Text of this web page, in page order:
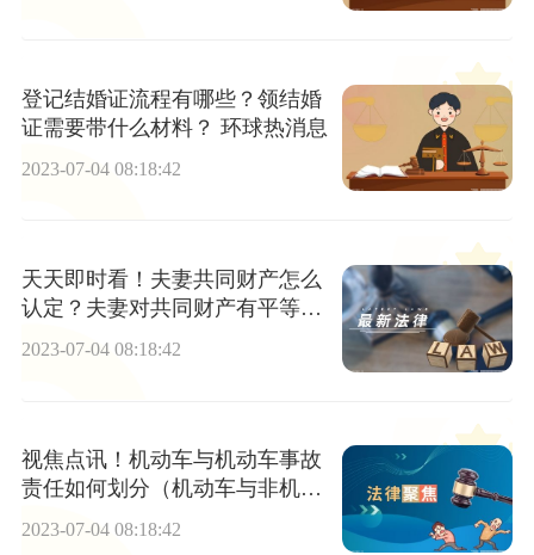
登记结婚证流程有哪些？领结婚
证需要带什么材料？ 环球热消息
2023-07-04 08:18:42
天天即时看！夫妻共同财产怎么
认定？夫妻对共同财产有平等的
处理权吗？
2023-07-04 08:18:42
视焦点讯！机动车与机动车事故
责任如何划分（机动车与非机动
车发生交通事故责任划分）
2023-07-04 08:18:42